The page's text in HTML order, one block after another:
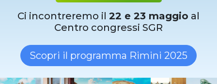
Ci incontreremo il 22 e 23 maggio al
Centro congressi SGR
Scopri il programma Rimini 2025